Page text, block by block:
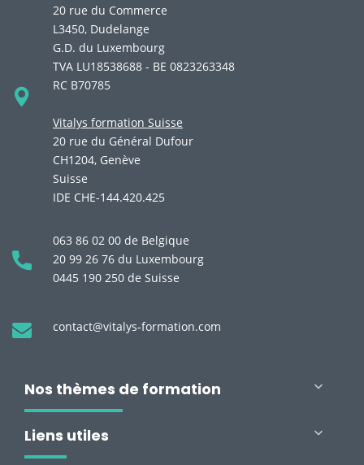
20 rue du Commerce
L3450, Dudelange
G.D. du Luxembourg
TVA LU18538688 - BE 0823263348
RC B70785
Vitalys formation Suisse
20 rue du Général Dufour
CH1204, Genève
Suisse
IDE CHE-144.420.425
063 86 02 00 de Belgique
20 99 26 76 du Luxembourg
0445 190 250 de Suisse
contact@vitalys-formation.com
Nos thèmes de formation 
Liens utiles 